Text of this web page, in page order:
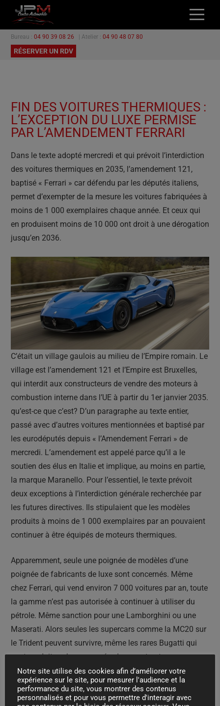
ACCUEIL
NOS VÉHICULES
PROMOTIONS
CONTACT
Bureau : 04 90 39 08 26 | Atelier : 04 90 48 07 80
RÉSERVER UN RDV
FIN DES VOITURES THERMIQUES :
L’EXCEPTION DU LUXE PERMISE
PAR L’AMENDEMENT FERRARI
Dans le texte adopté mercredi et qui prévoit l’interdiction
des voitures thermiques en 2035, l’amendement 121,
baptisé « Ferrari » car défendu par les députés italiens,
permet d’exempter de la mesure les voitures fabriquées à
moins de 1 000 exemplaires chaque année. Et ceux qui
en produisent moins de 10 000 ont droit à une dérogation
jusqu’en 2036.
C’était un village gaulois au milieu de l’Empire romain. Le
village est l’amendement 121 et l’Empire est Bruxelles,
qui interdit aux constructeurs de vendre des moteurs à
combustion interne dans l’UE à partir du 1er janvier 2035.
qu’est-ce que c’est? D’un paragraphe au texte entier,
passé avec d’autres voitures mentionnées et baptisé par
les eurodéputés depuis « l’Amendement Ferrari » de
mercredi. L’amendement est appelé parce qu’il a le
soutien des élus en Italie et implique, au moins en partie,
la marque Maranello. Pour l’essentiel, le texte prévoit
deux exceptions à l’interdiction générale recherchée par
les futures directives. Ils stipulaient que les modèles
produits à moins de 1 000 exemplaires par an pouvaient
continuer à être équipés de moteurs thermiques.
Apparemment, seule une poignée de modèles d’une
poignée de fabricants de luxe sont concernés. Même
chez Ferrari, qui vend environ 7 000 voitures par an, toute
la gamme n’est pas autorisée à continuer à utiliser du
pétrole. Même sanction pour une Lamborghini ou une
Maserati. Alors seules les supercars comme la MC20 sur
le Trident peuvent survivre, même les rares Bugatti qui
sont produites chaque année, des constructeurs comme
Rolls-Royce ou Bentley, ou encore des Alpine qui en font
à peine plus de 10 000 par an. C’est ainsi que les voitures
produites chaque année en dessous de ce seuil pourront
Notre site utilise des cookies afin d’améliorer votre
expérience sur le site, pour mesurer l'audience et la
performance du site, vous montrer des contenus
personnalisés et pour vous permettre d'interagir avec